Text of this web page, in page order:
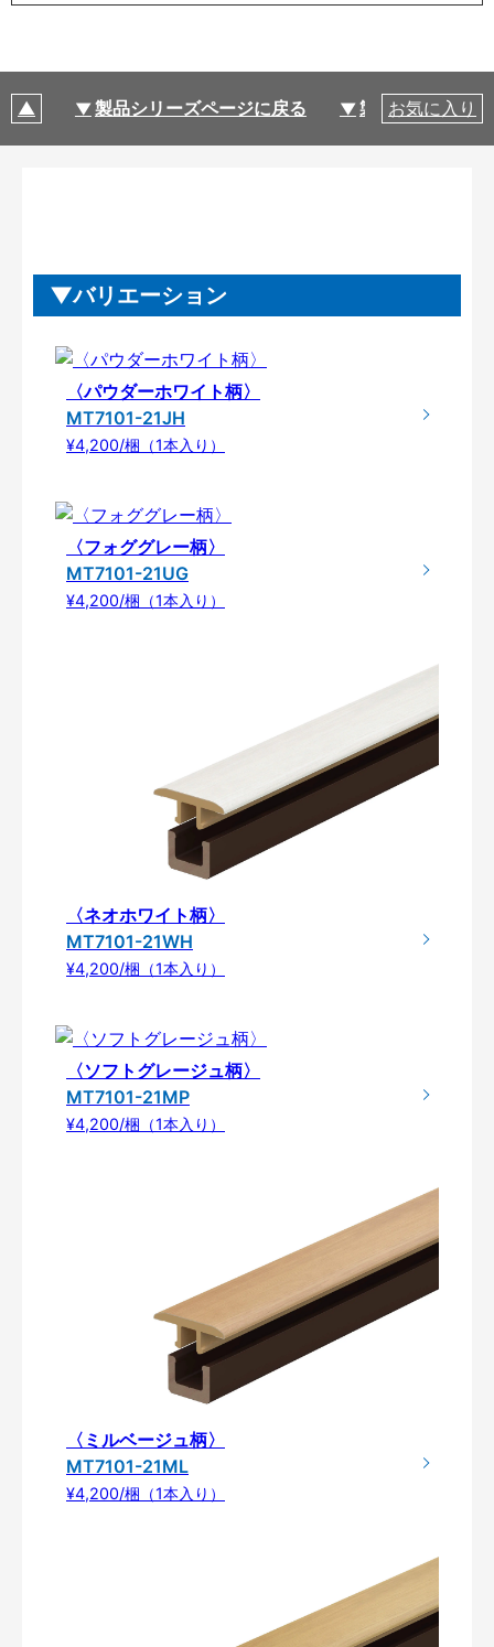
製品シリーズページに戻る 製品仕様
お気に入り
バリエーション
〈パウダーホワイト柄〉
MT7101-21JH
¥4,200/梱（1本入り）
〈フォググレー柄〉
MT7101-21UG
¥4,200/梱（1本入り）
〈ネオホワイト柄〉
MT7101-21WH
¥4,200/梱（1本入り）
〈ソフトグレージュ柄〉
MT7101-21MP
¥4,200/梱（1本入り）
〈ミルベージュ柄〉
MT7101-21ML
¥4,200/梱（1本入り）